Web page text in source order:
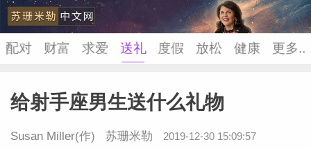
配对 财富 求爱 送礼 度假 放松 健康 更多..
给射手座男生送什么礼物
Susan Miller(作) 苏珊米勒 2019-12-30 15:09:57